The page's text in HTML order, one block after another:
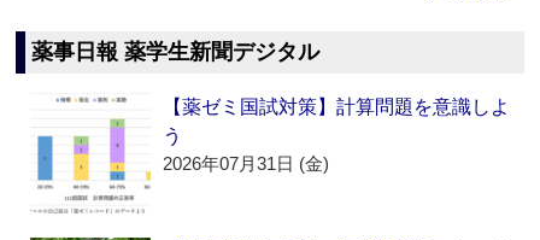
薬事日報 薬学生新聞デジタル
【薬ゼミ国試対策】計算問題を意識しよ
う
2026年07月31日 (金)